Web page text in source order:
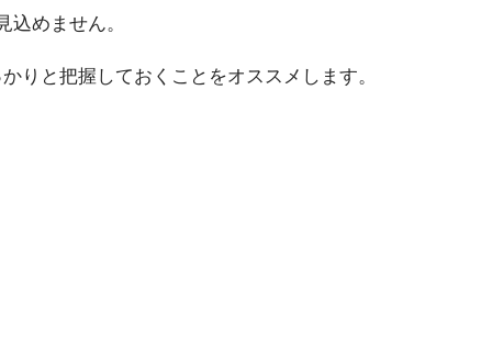
めません。
りと把握しておくことをオススメします。